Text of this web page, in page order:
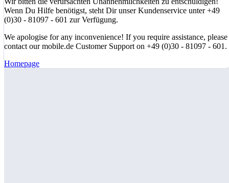
Wenn Du Hilfe benötigst, steht Dir unser Kundenservice unter +49
(0)30 - 81097 - 601 zur Verfügung.
We apologise for any inconvenience! If you require assistance, please
contact our mobile.de Customer Support on +49 (0)30 - 81097 - 601.
Homepage